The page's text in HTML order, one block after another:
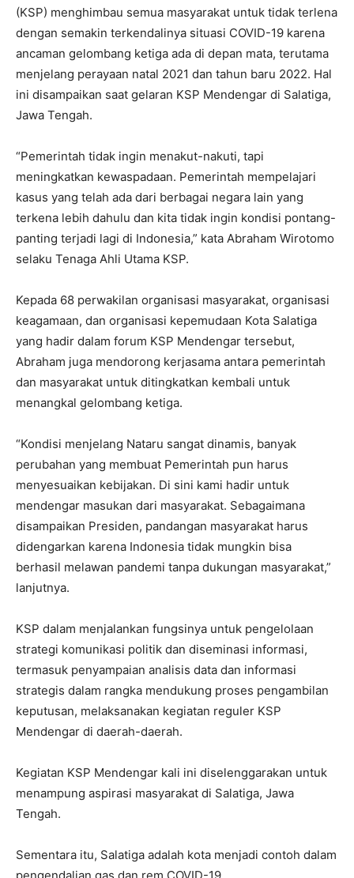
(KSP) menghimbau semua masyarakat untuk tidak terlena
dengan semakin terkendalinya situasi COVID-19 karena
ancaman gelombang ketiga ada di depan mata, terutama
menjelang perayaan natal 2021 dan tahun baru 2022. Hal
ini disampaikan saat gelaran KSP Mendengar di Salatiga,
Jawa Tengah.
“Pemerintah tidak ingin menakut-nakuti, tapi
meningkatkan kewaspadaan. Pemerintah mempelajari
kasus yang telah ada dari berbagai negara lain yang
terkena lebih dahulu dan kita tidak ingin kondisi pontang-
panting terjadi lagi di Indonesia,” kata Abraham Wirotomo
selaku Tenaga Ahli Utama KSP.
Kepada 68 perwakilan organisasi masyarakat, organisasi
keagamaan, dan organisasi kepemudaan Kota Salatiga
yang hadir dalam forum KSP Mendengar tersebut,
Abraham juga mendorong kerjasama antara pemerintah
dan masyarakat untuk ditingkatkan kembali untuk
menangkal gelombang ketiga.
“Kondisi menjelang Nataru sangat dinamis, banyak
perubahan yang membuat Pemerintah pun harus
menyesuaikan kebijakan. Di sini kami hadir untuk
mendengar masukan dari masyarakat. Sebagaimana
disampaikan Presiden, pandangan masyarakat harus
didengarkan karena Indonesia tidak mungkin bisa
berhasil melawan pandemi tanpa dukungan masyarakat,”
lanjutnya.
KSP dalam menjalankan fungsinya untuk pengelolaan
strategi komunikasi politik dan diseminasi informasi,
termasuk penyampaian analisis data dan informasi
strategis dalam rangka mendukung proses pengambilan
keputusan, melaksanakan kegiatan reguler KSP
Mendengar di daerah-daerah.
Kegiatan KSP Mendengar kali ini diselenggarakan untuk
menampung aspirasi masyarakat di Salatiga, Jawa
Tengah.
Sementara itu, Salatiga adalah kota menjadi contoh dalam